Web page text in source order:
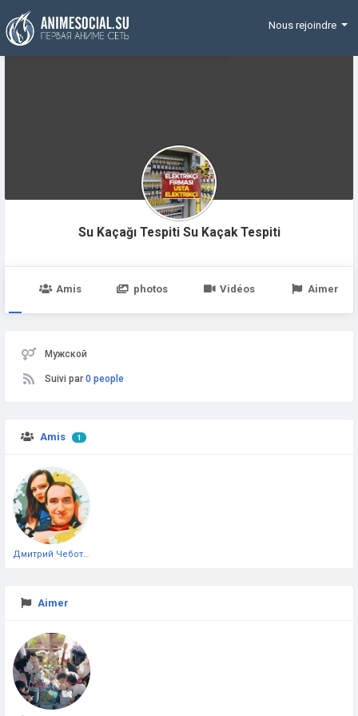
Funding
Nous rejoindre
Su Kaçağı Tespiti Su Kaçak Tespiti
Amis photos Vidéos Aimer
Мужской
Suivi par 0 people
Amis 1
Aimer